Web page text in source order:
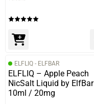
ELFLIQ - ELFBAR
ELFLIQ – Apple Peach
NicSalt Liquid by ElfBar
10ml / 20mg